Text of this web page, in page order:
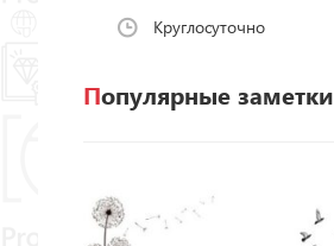
Круглосуточно
Популярные заметки